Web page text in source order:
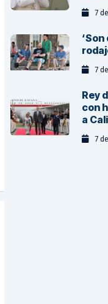
7
7
Rey
con
a Cali
7